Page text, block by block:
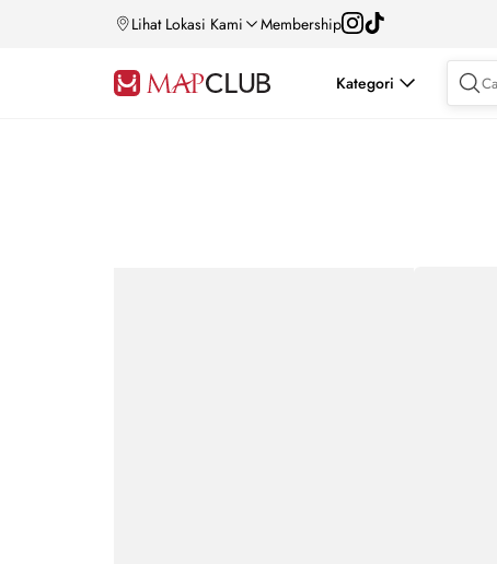
Lihat Lokasi Kami Membership
Kategori